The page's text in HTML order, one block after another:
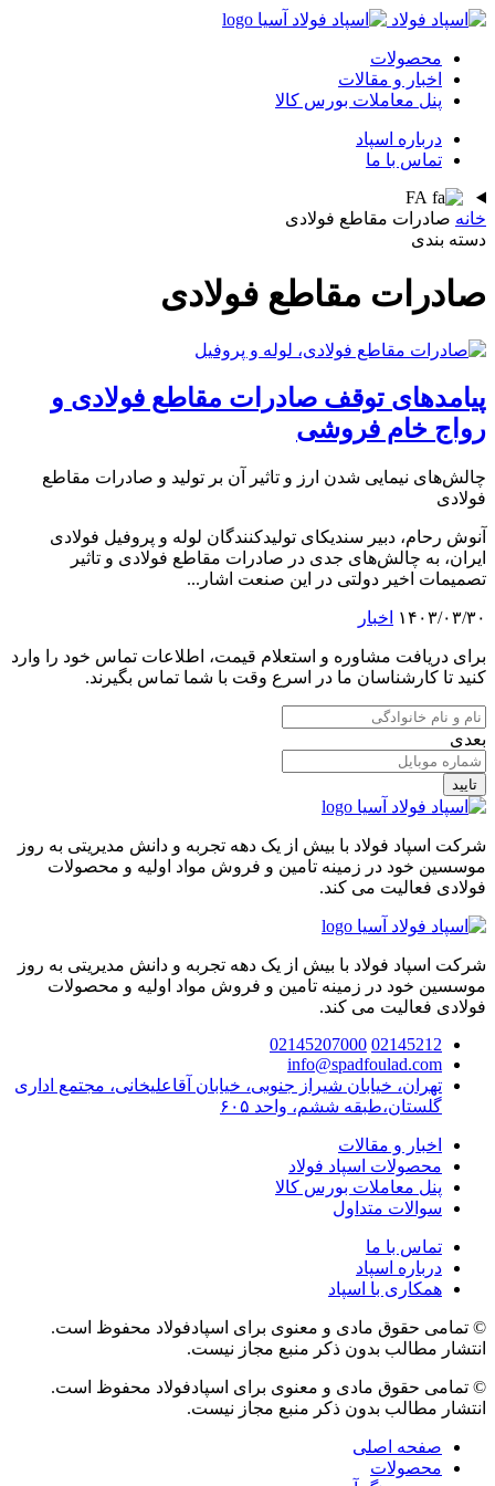
محصولات
اخبار و مقالات
پنل معاملات بورس کالا
درباره اسپاد
تماس با ما
FA
خانه صادرات مقاطع فولادی
دسته بندی
صادرات مقاطع فولادی
پیامدهای توقف صادرات مقاطع فولادی و
رواج خام فروشی
چالش‌های نیمایی شدن ارز و تاثیر آن بر تولید و صادرات مقاطع
فولادی
آنوش رحام، دبیر سندیکای تولیدکنندگان لوله و پروفیل فولادی
ایران، به چالش‌های جدی در صادرات مقاطع فولادی و تاثیر
تصمیمات اخیر دولتی در این صنعت اشار...
۱۴۰۳/۰۳/۳۰ اخبار
برای دریافت مشاوره و استعلام قیمت، اطلاعات تماس خود را وارد
کنید تا کارشناسان ما در اسرع وقت با شما تماس بگیرند.
بعدی
تایید
شرکت اسپاد فولاد با بیش از یک دهه تجربه و دانش مدیریتی به روز
موسسین خود در زمینه تامین و فروش مواد اولیه و محصولات
فولادی فعالیت می کند.
شرکت اسپاد فولاد با بیش از یک دهه تجربه و دانش مدیریتی به روز
موسسین خود در زمینه تامین و فروش مواد اولیه و محصولات
فولادی فعالیت می کند.
02145212
02145207000
info@spadfoulad.com
تهران، خیابان شیراز جنوبی، خیابان آقاعلیخانی، مجتمع اداری
گلستان،طبقه ششم، واحد ۶۰۵
اخبار و مقالات
محصولات اسپاد فولاد
پنل معاملات بورس کالا
سوالات متداول
تماس با ما
درباره اسپاد
همکاری با اسپاد
© تمامی حقوق مادی و معنوی برای اسپادفولاد محفوظ است.
انتشار مطالب بدون ذکر منبع مجاز نیست.
© تمامی حقوق مادی و معنوی برای اسپادفولاد محفوظ است.
انتشار مطالب بدون ذکر منبع مجاز نیست.
صفحه اصلی
محصولات